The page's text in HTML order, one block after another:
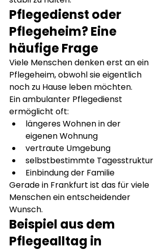
Pflegedienst oder
Pflegeheim? Eine
häufige Frage
Viele Menschen denken erst an ein
Pflegeheim, obwohl sie eigentlich
noch zu Hause leben möchten.
Ein ambulanter Pflegedienst
ermöglicht oft:
längeres Wohnen in der
eigenen Wohnung
vertraute Umgebung
selbstbestimmte Tagesstruktur
Einbindung der Familie
Gerade in Frankfurt ist das für viele
Menschen ein entscheidender
Wunsch.
Beispiel aus dem
Pflegealltag in